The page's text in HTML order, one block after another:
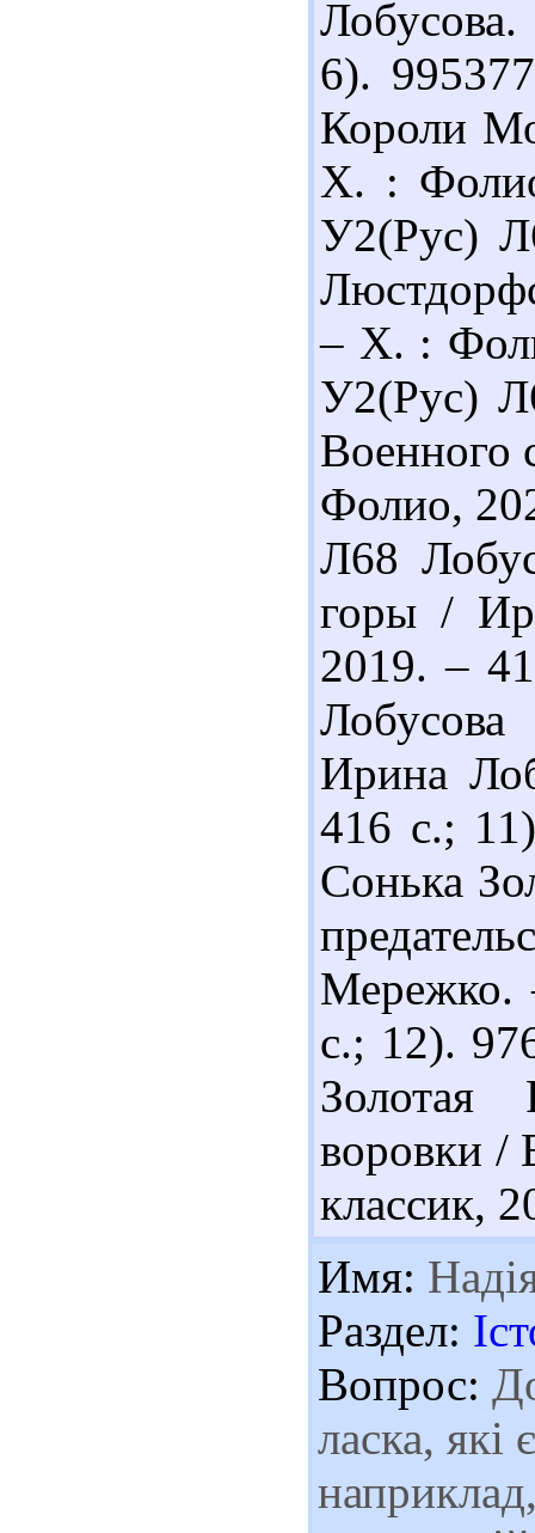
6).
Короли
Х. :
У2(Рус)
– Х. :
У2(Рус)
Военного
Фолио,
Л68
горы /
2019. –
Ирина
416 с.;
Сонька
с.; 12).
Золотая
воровки
классик,
Имя:
Раздел:
Вопрос:
ласка,